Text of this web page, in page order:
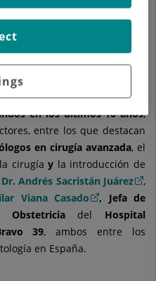
son la dismenorrea -
, la dispareunia -coito
al defecar durante el ciclo
al orinar-.
la endometriosis ha
en los últimos 10 años,
entre los que destacan
en cirugía avanzada, el
cirugíay la introducción de
Dr. Andrés Sacristán Juárez
,
Viana Casado
, Jefa de
del Hospital
39, ambos entre los
en España.